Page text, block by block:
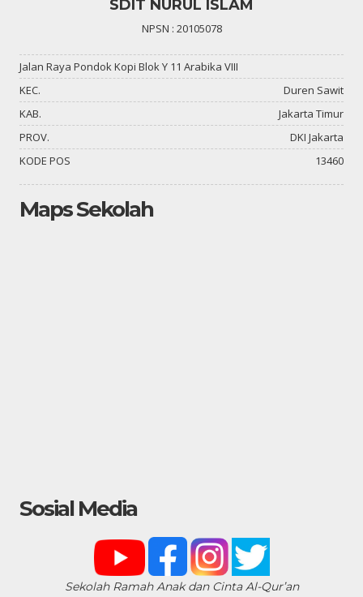
SDIT NURUL ISLAM
NPSN : 20105078
Jalan Raya Pondok Kopi Blok Y 11 Arabika VIII
KEC.
Duren Sawit
KAB.
Jakarta Timur
PROV.
DKI Jakarta
KODE POS
13460
Maps Sekolah
Sosial Media
Sekolah Ramah Anak dan Cinta Al-Qur’an